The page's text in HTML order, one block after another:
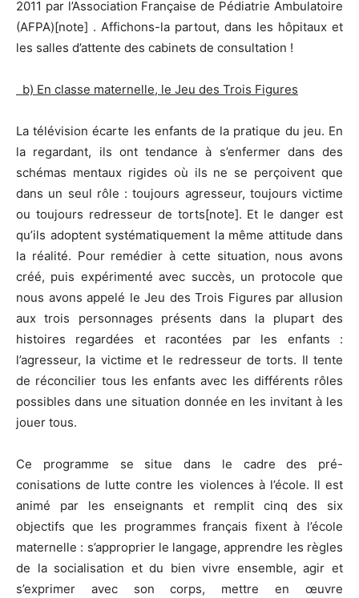
2011 par l’Association Française de Pédiatrie Ambulatoire
(AFPA)[note] . Affichons-la partout, dans les hôpitaux et
les salles d’attente des cabinets de consultation !
b) En classe maternelle, le Jeu des Trois Figures
La télévision écarte les enfants de la pratique du jeu. En
la regardant, ils ont tendance à s’enfermer dans des
schémas mentaux rigides où ils ne se perçoivent que
dans un seul rôle : toujours agresseur, toujours victime
ou toujours redresseur de torts[note]. Et le danger est
qu’ils adoptent systématiquement la même attitude dans
la réalité. Pour remédier à cette situation, nous avons
créé, puis expérimenté avec succès, un protocole que
nous avons appelé le Jeu des Trois Figures par allusion
aux trois personnages présents dans la plupart des
histoires regardées et racontées par les enfants :
l’agresseur, la victime et le redresseur de torts. Il tente
de réconcilier tous les enfants avec les différents rôles
possibles dans une situation donnée en les invitant à les
jouer tous.
Ce programme se situe dans le cadre des pré-
conisations de lutte contre les violences à l’école. Il est
animé par les enseignants et remplit cinq des six
objectifs que les programmes français fixent à l’école
maternelle : s’approprier le langage, apprendre les règles
de la socialisation et du bien vivre ensemble, agir et
s’exprimer avec son corps, mettre en œuvre